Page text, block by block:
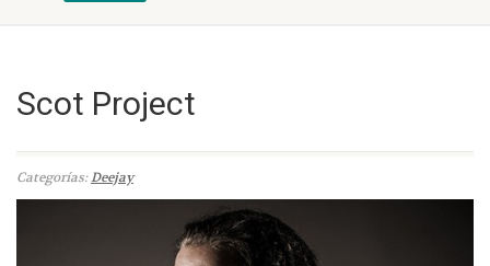
Scot Project
Categorías:Deejay